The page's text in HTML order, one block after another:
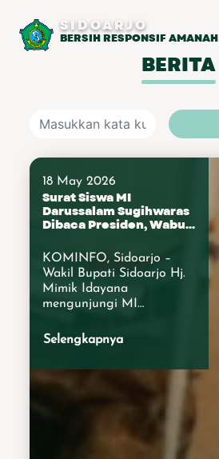
SIDOARJO
BERSIH RESPONSIF AMANAH
BERITA
18 May 2026
Surat Siswa MI
Darussalam Sugihwaras
Dibaca Presiden, Wabup
Keberanian Muhammad
Marfen
KOMINFO, Sidoarjo –
Wakil Bupati Sidoarjo Hj.
Mimik Idayana
mengunjungi MI
Kecamatan Candi, Senin
(18/5/2026). Dalam
Sugihwaras yang menjadi
Selengkapnya